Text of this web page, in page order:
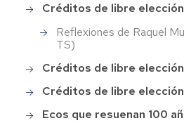
Créditos de libre
Reflexiones de Raquel
TS)
Créditos de libre
Créditos de libre
Ecos que resuenan 100